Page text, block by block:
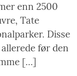
enn 2500
Tate
Disse
før den
[…]